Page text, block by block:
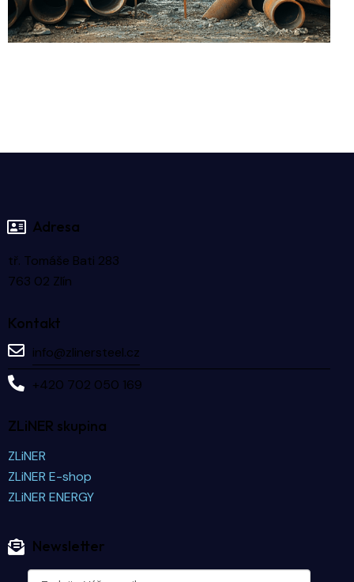
Adresa
tř. Tomáše Bati 283
763 02 Zlín
Kontakt
info@zlinersteel.cz
+420 702 050 169
ZLiNER skupina
ZLiNER
ZLiNER E-shop
ZLiNER ENERGY
Newsletter